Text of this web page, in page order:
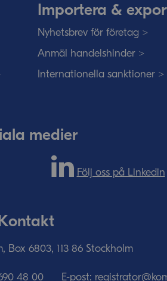
Importera &
Nyhetsbrev för företag >
Anmäl handelshinder >
Internationella sanktioner >
medier
Följ oss på Linkedin
Box 6803, 113 86 Stockholm
48­ 00 E-post: